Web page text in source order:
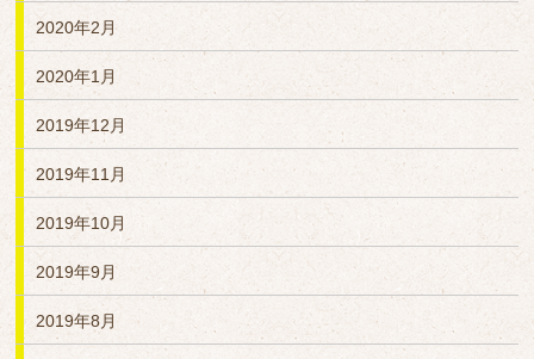
2020年2月
2020年1月
2019年12月
2019年11月
2019年10月
2019年9月
2019年8月